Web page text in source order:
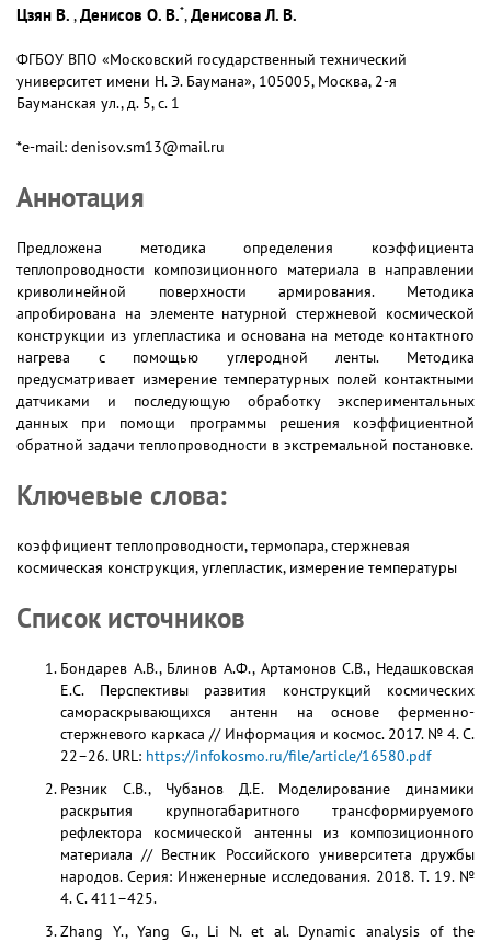
Цзян В. ,Денисов О. В.*,Денисова Л. В.
ФГБОУ ВПО «Московский государственный технический
университет имени Н. Э. Баумана», 105005, Москва, 2-я
Бауманская ул., д. 5, с. 1
*e-mail: denisov.sm13@mail.ru
Аннотация
Предложена методика определения коэффициента
теплопроводности композиционного материала в направлении
криволинейной поверхности армирования. Методика
апробирована на элементе натурной стержневой космической
конструкции из углепластика и основана на методе контактного
нагрева с помощью углеродной ленты. Методика
предусматривает измерение температурных полей контактными
датчиками и последующую обработку экспериментальных
данных при помощи программы решения коэффициентной
обратной задачи теплопроводности в экстремальной постановке.
Ключевые слова:
коэффициент теплопроводности, термопара, стержневая
космическая конструкция, углепластик, измерение температуры
Список источников
Бондарев А.В., Блинов А.Ф., Артамонов С.В., Недашковская
Е.С. Перспективы развития конструкций космических
самораскрывающихся антенн на основе ферменно-
стержневого каркаса // Информация и космос. 2017. № 4. С.
22–26. URL: https://infokosmo.ru/file/article/16580.pdf
Резник С.В., Чубанов Д.Е. Моделирование динамики
раскрытия крупногабаритного трансформируемого
рефлектора космической антенны из композиционного
материала // Вестник Российского университета дружбы
народов. Серия: Инженерные исследования. 2018. Т. 19. №
4. С. 411–425.
Zhang Y., Yang G., Li N. et al. Dynamic analysis of the